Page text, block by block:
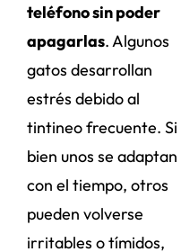
teléfono sin poder
apagarlas. Algunos
gatos desarrollan
estrés debido al
tintineo frecuente. Si
bien unos se adaptan
con el tiempo, otros
pueden volverse
irritables o tímidos,